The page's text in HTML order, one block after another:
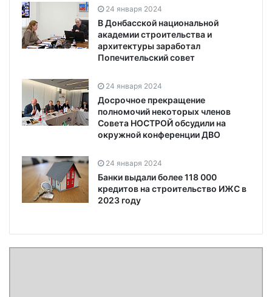
24 января 2024
В Донбасской национальной
академии строительства и
архитектуры заработал
Попечительский совет
24 января 2024
Досрочное прекращение
полномочий некоторых членов
Совета НОСТРОЙ обсудили на
окружной конференции ДВО
24 января 2024
Банки выдали более 118 000
кредитов на строительство ИЖС в
2023 году